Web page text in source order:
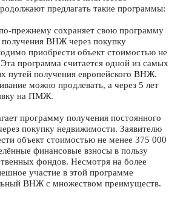
предлагать такие программы:
прежнему сохраняет свою программу
получения ВНЖ через покупку
приобрести объект стоимостью не
программа считается одной из самых
путей получения европейского ВНЖ.
можно продлевать, а через 5 лет
на ПМЖ.
программу получения постоянного
покупку недвижимости. Заявителю
объект стоимостью не менее 375 000
финансовые взносы в пользу
фондов. Несмотря на более
участие в этой программе
ВНЖ с множеством преимуществ.